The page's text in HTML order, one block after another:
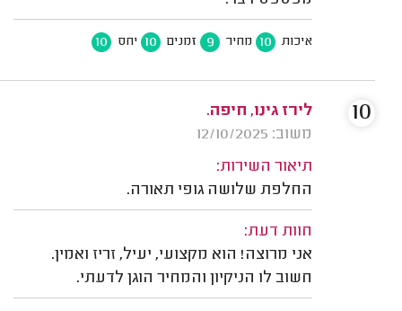
איכות 10 מחיר 9 זמנים 10 יחס 10
לירז גינו, חיפה.
משוב: 12/10/2025
תיאור השירות:
החלפת שלושה גופי תאורה.
חוות דעת:
אני מרוצה! הוא מקצועי, יעיל, זריז ואמין.
חשוב לו הניקיון והמחיר הוגן לדעתי.
10